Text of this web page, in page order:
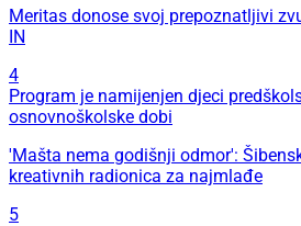
Meritas donose svoj prepoznatljivi
IN
4
Program je namijenjen djeci
osnovnoškolske dobi
'Mašta nema godišnji odmor':
kreativnih radionica za najmlađe
5